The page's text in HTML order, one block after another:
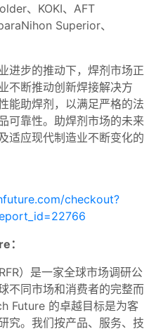
、KOKI、AFT
Superior、
进步的推动下，焊剂市场正
不断推动创新焊接解决方
能助焊剂，以满足严格的法
可靠性。助焊剂市场的未来
适应现代制造业不断变化的
checkout?
：
）是一家全球市场调研公
不同市场和消费者的完整而
Future 的卓越目标是为客
究。我们按产品、服务、技